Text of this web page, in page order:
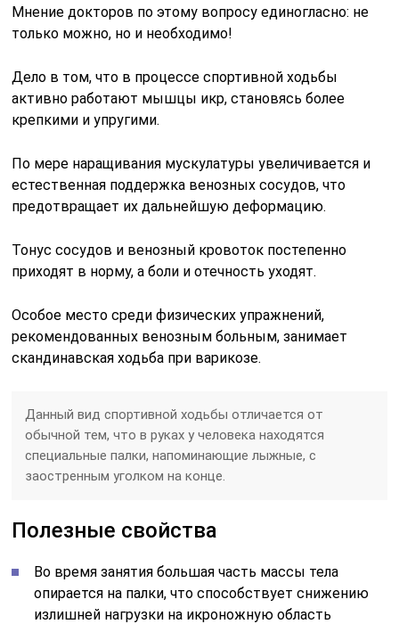
Мнение докторов по этому вопросу единогласно: не
только можно, но и необходимо!
Дело в том, что в процессе спортивной ходьбы
активно работают мышцы икр, становясь более
крепкими и упругими.
По мере наращивания мускулатуры увеличивается и
естественная поддержка венозных сосудов, что
предотвращает их дальнейшую деформацию.
Тонус сосудов и венозный кровоток постепенно
приходят в норму, а боли и отечность уходят.
Особое место среди физических упражнений,
рекомендованных венозным больным, занимает
скандинавская ходьба при варикозе.
Данный вид спортивной ходьбы отличается от
обычной тем, что в руках у человека находятся
специальные палки, напоминающие лыжные, с
заостренным уголком на конце.
Полезные свойства
Во время занятия большая часть массы тела
опирается на палки, что способствует снижению
излишней нагрузки на икроножную область